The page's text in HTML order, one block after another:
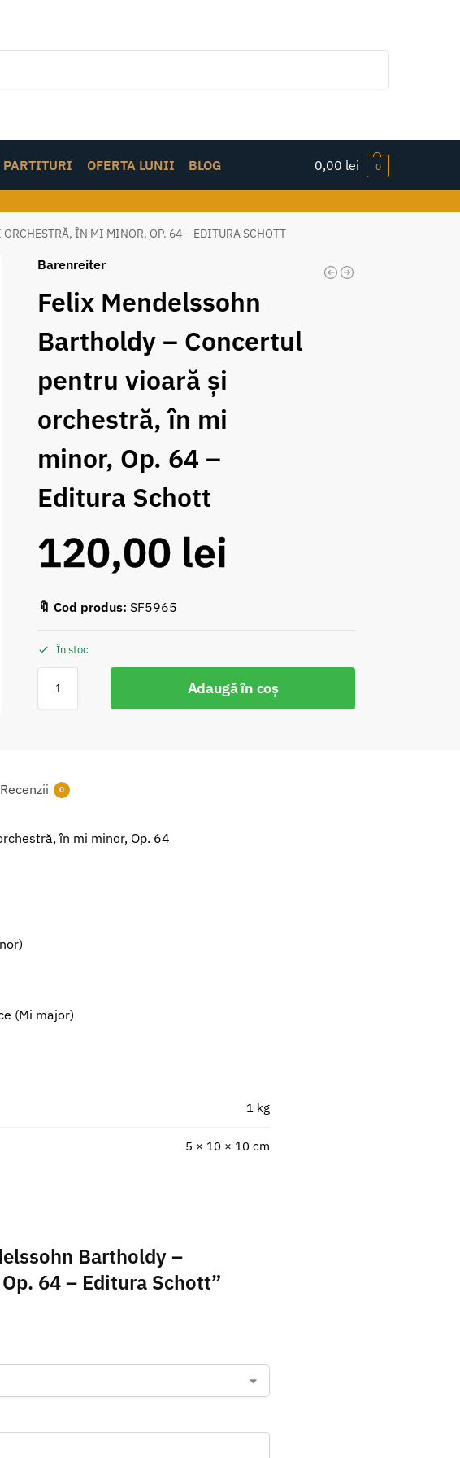
PARTITURI OFERTA LUNII BLOG 0,00 lei 0
ÎN MI MINOR, OP. 64 – EDITURA SCHOTT
Barenreiter
Felix Mendelssohn
Bartholdy – Concertul
pentru vioară și
orchestră, în mi
minor, Op. 64 –
Editura Schott
120,00 lei
🔖 Cod produs: SF5965
În stoc
Adaugă în coș
Recenzii 0
în mi minor, Op. 64
(Mi major)
1 kg
5 × 10 × 10 cm
Bartholdy –
64 – Editura Schott”